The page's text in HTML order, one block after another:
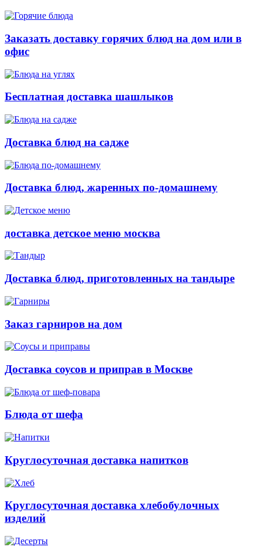
Заказать доставку горячих блюд на дом или в
офис
Бесплатная доставка шашлыков
Доставка блюд на садже
Доставка блюд, жаренных по-домашнему
доставка детское меню москва
Доставка блюд, приготовленных на тандыре
Заказ гарниров на дом
Доставка соусов и приправ в Москве
Блюда от шефа
Круглосуточная доставка напитков
Круглосуточная доставка хлебобулочных
изделий